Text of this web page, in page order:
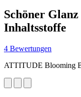
Schöner
Inhaltsstoffe
4 Bewertungen
ATTITUDE Blooming